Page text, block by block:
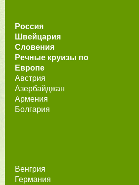
Россия
Швейцария
Словения
Речные круизы по
Европе
Австрия
Азербайджан
Армения
Болгария
Венгрия
Германия